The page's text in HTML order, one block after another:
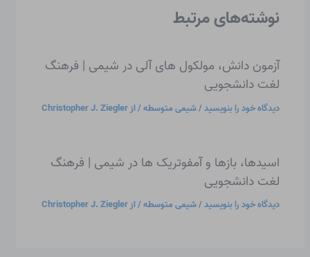
نوشته‌های مرتبط
آزمون دانش، مولکول های آلی در شیمی | فرهنگ
لغت دانشجویی
دیدگاه‌ خود را بنویسید/شیمی متوسطه/ ازChristopher J. Ziegler
اسیدها، بازها و آمفوتریک ها در شیمی | فرهنگ
لغت دانشجویی
دیدگاه‌ خود را بنویسید/شیمی متوسطه/ ازChristopher J. Ziegler